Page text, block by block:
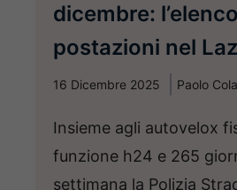
dicembre:
postazioni nel
16 Dicembre 2025 Paolo
Insieme agli autovelox
funzione h24 e 265
settimana la Polizia